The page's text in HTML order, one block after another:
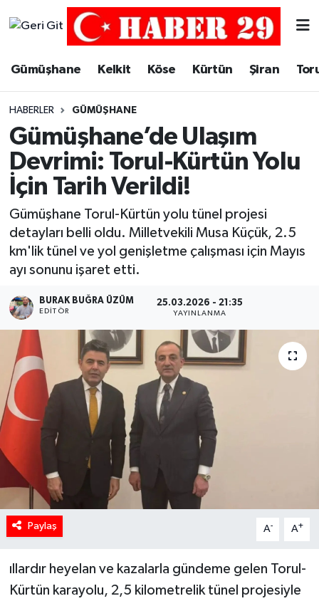
Gümüşhane Kelkit Köse Kürtün Şiran
HABERLER GÜMÜŞHANE
Gümüşhane’de Ulaşım
Devrimi: Torul-Kürtün Yolu
İçin Tarih Verildi!
Gümüşhane Torul-Kürtün yolu tünel projesi
detayları belli oldu. Milletvekili Musa Küçük, 2.5
km'lik tünel ve yol genişletme çalışması için Mayıs
ayı sonunu işaret etti.
BURAK BUĞRA ÜZÜM
EDITÖR
25.03.2026 - 21:35
YAYINLANMA
Paylaş A- A+
ıllardır heyelan ve kazalarla gündeme gelen Torul-
Kürtün karayolu, 2,5 kilometrelik tünel projesiyle
Merkez Trafik Yoğunluk Haritası
Süper Lig Puan Durumu ve Fikstür
Tüm Manşetler
Haber Arşivi